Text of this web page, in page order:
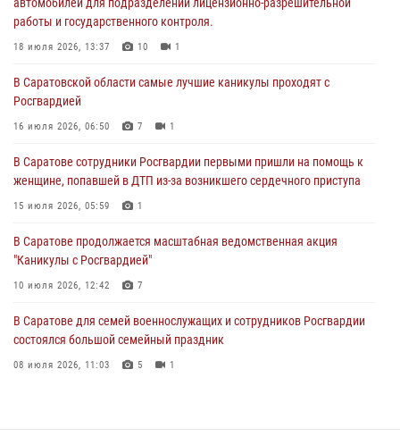
В Саратове сотрудники Росгвардии первыми пришли на помощь к
женщине, попавшей в ДТП из-за возникшего сердечного приступа
В Саратове продолжается масштабная ведомственная акция
"Каникулы с Росгвардией"
В Саратовской области при содействии спецназа Росгвардии
задержан подозреваемый в незаконном обороте наркотиков
В Саратове для семей военнослужащих и сотрудников Росгвардии
состоялся большой семейный праздник
работы и государственного контроля.
18 июля 2026, 13:37 10 1
В Саратовской области самые лучшие каникулы проходят с
Росгвардией
16 июля 2026, 06:50 7 1
В Саратове сотрудники Росгвардии первыми пришли на помощь к
женщине, попавшей в ДТП из-за возникшего сердечного приступа
15 июля 2026, 05:59 1
В Саратове продолжается масштабная ведомственная акция
"Каникулы с Росгвардией"
10 июля 2026, 12:42 7
В Саратове для семей военнослужащих и сотрудников Росгвардии
состоялся большой семейный праздник
08 июля 2026, 11:03 5 1